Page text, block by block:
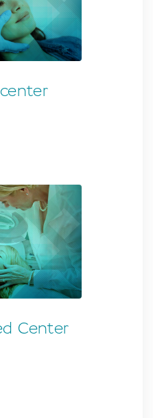
Center